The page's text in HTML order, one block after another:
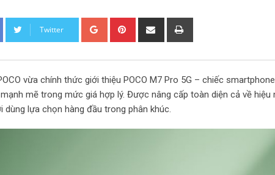
Twitter
o
l
e
+
i
e
r
e
s
h
e
v
i
a
r
vừa chính thức giới thiệu POCO M7 Pro 5G – chiếc
mẽ trong mức giá hợp lý. Được nâng cấp toàn diện cả về hiệu
dùng lựa chọn hàng đầu trong phân khúc.